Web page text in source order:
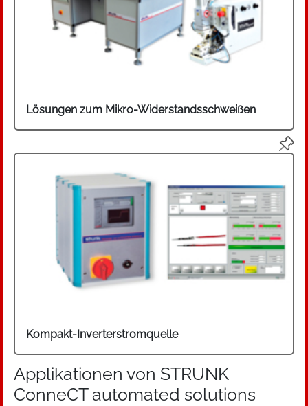
vielen Bereichen, in denen zuverlässige
elektrische Verbindungen gefordert sind.
Typische Produkte sind Automotive-Bordnetze,
Elektronik, Sensoren oder Steuergeräte.
Elektronik und elektromechanischen Produkten.
Das 1972 gegründete Unternehmen für
Datenerfassungssystemen zur
Qualitätskontrolle von Schweißverbindung. Seit
ca. 1986 werden kundenspezifische
Widerstandsschweißmaschinen mit der
zugehörigen Steuerungstechnik gefertigt.
Später wurde das Angebot durch
standardisierte Komponenten ergänzt. Das
Zusammenarbeit mit Vertriebspartner realisiert
Lösungen zum Mikro-Widerstandsschweißen
Kompakt-Inverterstromquelle
Applikationen von STRUNK
ConneCT automated solutions